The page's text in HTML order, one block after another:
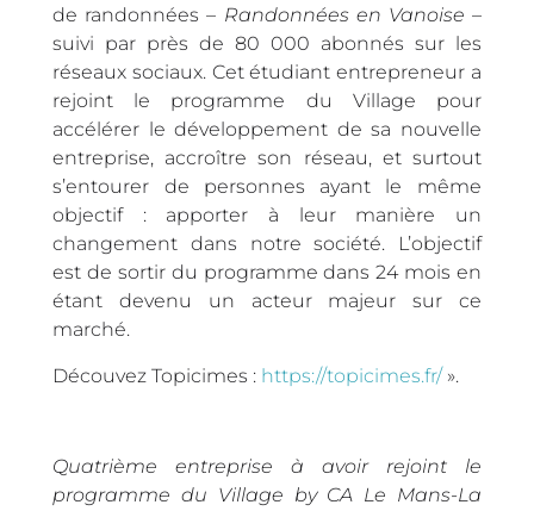
de randonnées – Randonnées en Vanoise –
suivi par près de 80 000 abonnés sur les
réseaux sociaux. Cet étudiant entrepreneur a
rejoint le programme du Village pour
accélérer le développement de sa nouvelle
entreprise, accroître son réseau, et surtout
s’entourer de personnes ayant le même
objectif : apporter à leur manière un
changement dans notre société. L’objectif
est de sortir du programme dans 24 mois en
étant devenu un acteur majeur sur ce
marché.
Découvez Topicimes : https://topicimes.fr/».
Quatrième entreprise à avoir rejoint le
programme du Village by CA Le Mans-La